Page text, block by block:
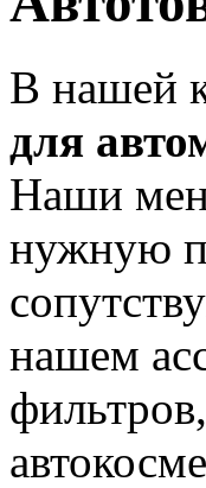
В нашей
для
Наши
нужную
нашем